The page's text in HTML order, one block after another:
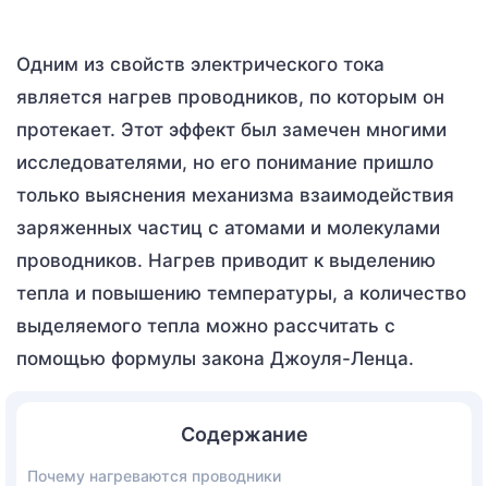
Одним из свойств электрического тока
является нагрев проводников, по которым он
протекает. Этот эффект был замечен многими
исследователями, но его понимание пришло
только выяснения механизма взаимодействия
заряженных частиц с атомами и молекулами
проводников. Нагрев приводит к выделению
тепла и повышению температуры, а количество
выделяемого тепла можно рассчитать с
помощью формулы закона Джоуля-Ленца.
Содержание
Почему нагреваются проводники